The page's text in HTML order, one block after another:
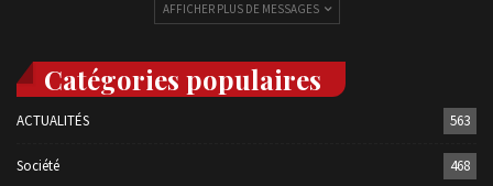
AFFICHER PLUS DE MESSAGES
Catégories populaires
ACTUALITÉS 563
Société 468